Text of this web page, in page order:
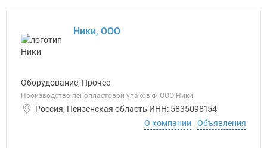
Ники, ООО
Оборудование, Прочее
Производство пенопластовой упаковки ООО Ники.
Россия, Пензенская область ИНН: 5835098154
О компании
Объявления